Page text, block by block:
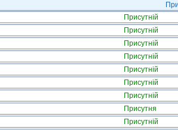
Присутній
Присутній
Присутній
Присутній
Присутній
Присутній
Присутній
Присутня
Присутній